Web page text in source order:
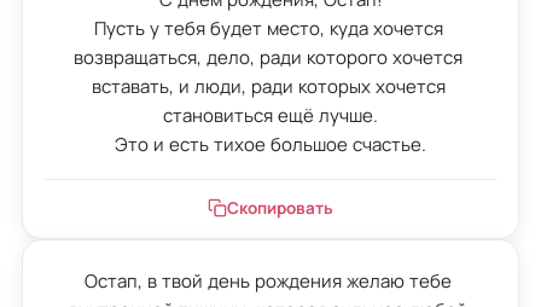
Пусть у тебя будет место, куда хочется
возвращаться, дело, ради которого хочется
вставать, и люди, ради которых хочется
становиться ещё лучше.
Это и есть тихое большое счастье.
Скопировать
Остап, в твой день рождения желаю тебе